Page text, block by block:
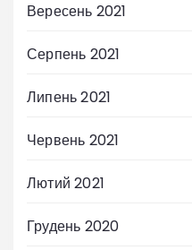
Вересень 2021
Серпень 2021
Липень 2021
Червень 2021
Лютий 2021
Грудень 2020